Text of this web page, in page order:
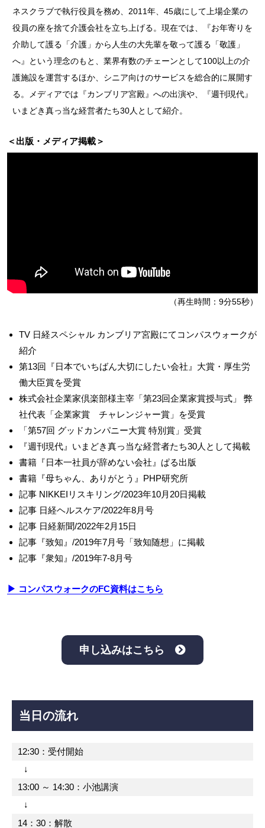
ネスクラブで執行役員を務め、2011年、45歳にして上場企業の
役員の座を捨て介護会社を立ち上げる。現在では、『お年寄りを
介助して護る「介護」から人生の大先輩を敬って護る「敬護」
へ』という理念のもと、業界有数のチェーンとして100以上の介
護施設を運営するほか、シニア向けのサービスを総合的に展開す
る。メディアでは『カンブリア宮殿』への出演や、『週刊現代』
いまどき真っ当な経営者たち30人として紹介。
＜出版・メディア掲載＞
（再生時間：9分55秒）
TV 日経スペシャル カンブリア宮殿にてコンパスウォークが
紹介
第13回『日本でいちばん大切にしたい会社』大賞・厚生労
働大臣賞を受賞
株式会社企業家倶楽部様主宰「第23回企業家賞授与式」 弊
社代表「企業家賞 チャレンジャー賞」を受賞
「第57回 グッドカンパニー大賞 特別賞」受賞
『週刊現代』いまどき真っ当な経営者たち30人として掲載
書籍『日本一社員が辞めない会社』ぱる出版
書籍『母ちゃん、ありがとう』PHP研究所
記事 NIKKEIリスキリング/2023年10月20日掲載
記事 日経ヘルスケア/2022年8月号
記事 日経新聞/2022年2月15日
記事『致知』/2019年7月号「致知随想」に掲載
記事『衆知』/2019年7-8月号
▶ コンパスウォークのFC資料はこちら
申し込みはこちら
当日の流れ
12:30：受付開始
↓
13:00 ～ 14:30：小池講演
↓
14：30：解散